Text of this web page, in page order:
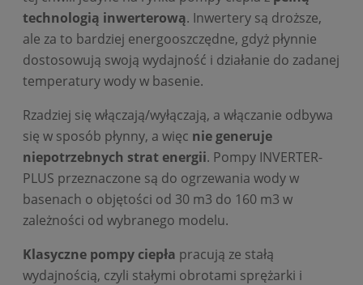
technologią inwerterową. Inwertery są droższe,
ale za to bardziej energooszczędne, gdyż płynnie
dostosowują swoją wydajność i działanie do zadanej
temperatury wody w basenie.
Rzadziej się włączają/wyłączają, a włączanie odbywa
się w sposób płynny, a więc nie generuje
niepotrzebnych strat energii. Pompy INVERTER-
PLUS przeznaczone są do ogrzewania wody w
basenach o objętości od 30 m3 do 160 m3 w
zależności od wybranego modelu.
Klasyczne pompy ciepła pracują ze stałą
wydajnością, czyli stałymi obrotami sprężarki i